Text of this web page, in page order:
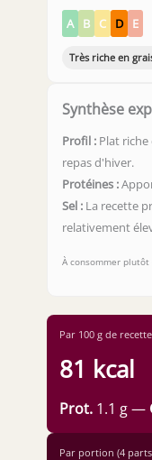
A B C D E
Très riche en
Synthèse
Profil : Plat
repas d'hiver.
Protéines :
Sel : La recette
relativement
À consommer
Par 100 g de recette
81 kcal
Prot. 1.1 g —
Par portion (4